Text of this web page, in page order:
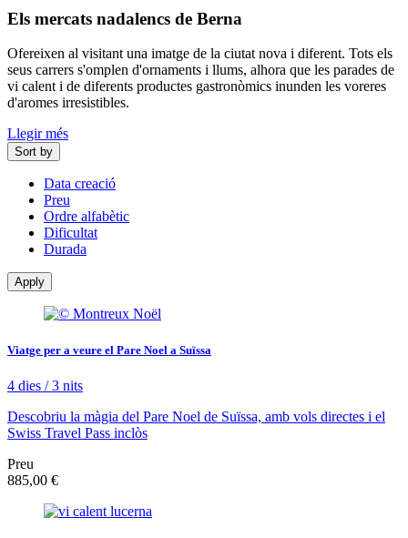
Els mercats nadalencs de Berna
Ofereixen al visitant una imatge de la ciutat nova i diferent. Tots els
seus carrers s'omplen d'ornaments i llums, alhora que les parades de
vi calent i de diferents productes gastronòmics inunden les voreres
d'aromes irresistibles.
Llegir més
Sort by
Data creació
Preu
Ordre alfabètic
Dificultat
Durada
Apply
Viatge per a veure el Pare Noel a Suïssa
4 dies / 3 nits
Descobriu la màgia del Pare Noel de Suïssa, amb vols directes i el
Swiss Travel Pass inclòs
Preu
885,00 €